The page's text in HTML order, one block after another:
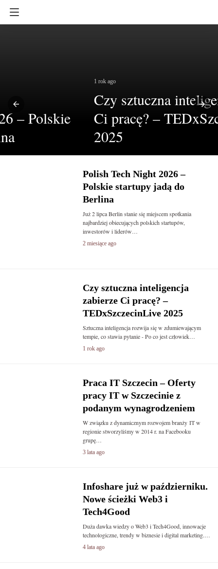
Czy sztuczna inteligencja zabierze
Ci pracę? – TEDxSzczecinLive
2025
Polish Tech Night 2026 –
Polskie startupy jadą do
Berlina
Już 2 lipca Berlin stanie się miejscem spotkania
najbardziej obiecujących polskich startupów,
inwestorów i liderów…
2 miesiące ago
Czy sztuczna inteligencja
zabierze Ci pracę? –
TEDxSzczecinLive 2025
Sztuczna inteligencja rozwija się w zdumiewającym
tempie, co stawia pytanie - Po co jest człowiek…
1 rok ago
Praca IT Szczecin – Oferty
pracy IT w Szczecinie z
podanym wynagrodzeniem
W związku z dynamicznym rozwojem branży IT w
regionie stworzyliśmy w 2014 r. na Facebooku
grupę…
3 lata ago
Infoshare już w październiku.
Nowe ścieżki Web3 i
Tech4Good
Duża dawka wiedzy o Web3 i Tech4Good, innowacje
technologiczne, trendy w biznesie i digital marketing.…
4 lata ago